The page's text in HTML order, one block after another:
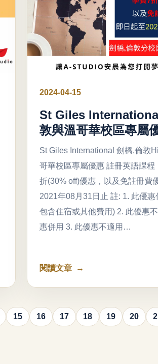
2024-04-15
St Giles
敦與溫哥華校區專屬
St Giles International 劍橋,倫敦
哥華校區專屬優惠 註冊英語課程
折(30% off)優惠，以及免註冊費
2021年08月31日止 註: 1. 此優惠
包含住宿或其他費用) 2. 此優惠
惠併用 3. 此優惠不適用…
閱讀文章
15 16 17 18 19 20